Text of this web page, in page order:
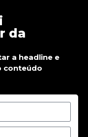
da
a headline e
conteúdo